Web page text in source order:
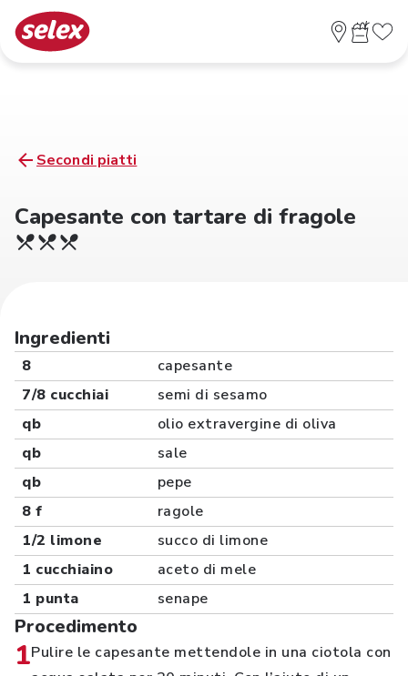
Secondi piatti
Capesante con tartare di fragole
Ingredienti
8
capesante
7/8 cucchiai
semi di sesamo
qb
olio extravergine di oliva
qb
sale
qb
pepe
8 f
ragole
1/2 limone
succo di limone
1 cucchiaino
aceto di mele
1 punta
senape
Procedimento
1Pulire le capesante mettendole in una ciotola con